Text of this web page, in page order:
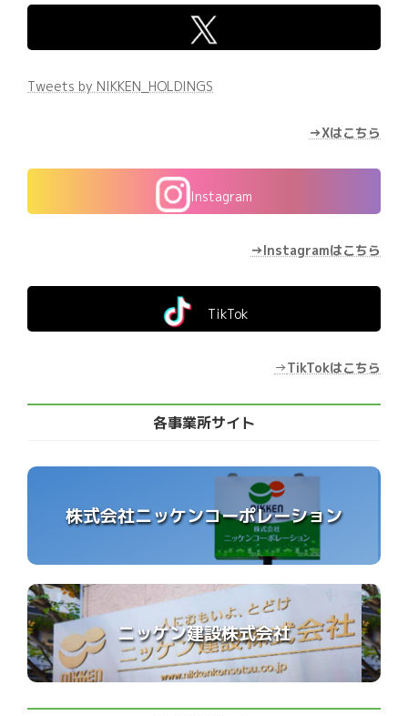
Tweets by NIKKEN_HOLDINGS
→Xはこちら
Instagram
→Instagramはこちら
TikTok
→TikTokはこちら
各事業所サイト
株式会社ニッケンコーポレーション
ニッケン建設株式会社